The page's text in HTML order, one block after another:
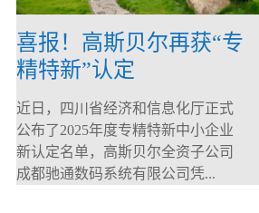
喜报！高斯贝尔再获“专
精特新”认定
近日，四川省经济和信息化厅正式
公布了2025年度专精特新中小企业
新认定名单，高斯贝尔全资子公司
成都驰通数码系统有限公司凭...